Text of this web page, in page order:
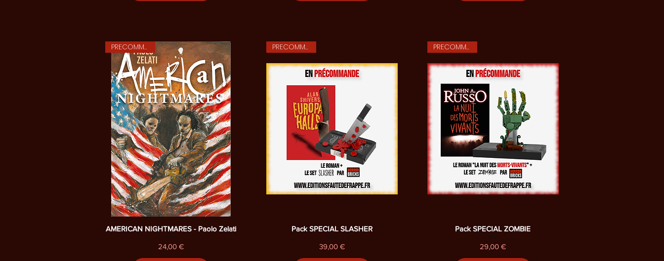
Aperçu rapide
PRECOMMANDE
AMERICAN NIGHTMARES - Paolo Zelati
Prix
24,00 €
Aperçu rapide
PRECOMMANDE
Pack SPECIAL SLASHER
Prix
39,00 €
Aperçu rapide
PRECOMMANDE
Pack SPECIAL ZOMBIE
Prix
29,00 €